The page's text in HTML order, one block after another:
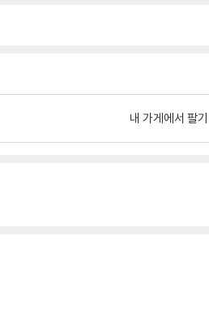
내 가게에서 팔기